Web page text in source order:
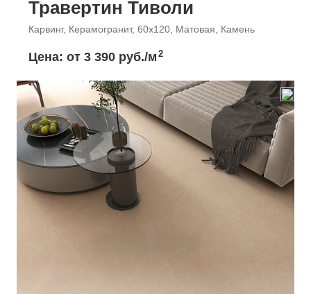
Травертин Тиволи
Карвинг, Керамогранит, 60x120, Матовая, Камень
Цена: от 3 390 руб./м 2